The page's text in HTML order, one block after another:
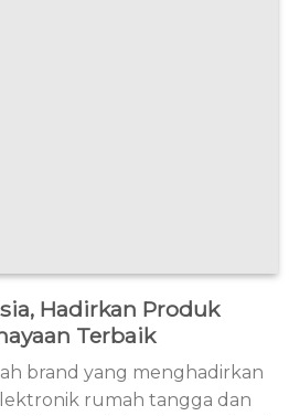
Hadirkan Produk
Terbaik
brand yang menghadirkan
rumah tangga dan